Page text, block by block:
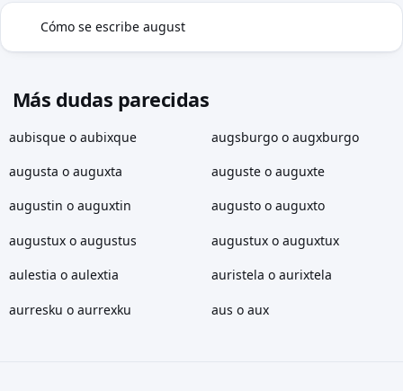
Cómo se escribe august
Más dudas parecidas
aubisque o aubixque augsburgo o augxburgo
augusta o auguxta auguste o auguxte
augustin o auguxtin augusto o auguxto
augustux o augustus augustux o auguxtux
aulestia o aulextia auristela o aurixtela
aurresku o aurrexku aus o aux